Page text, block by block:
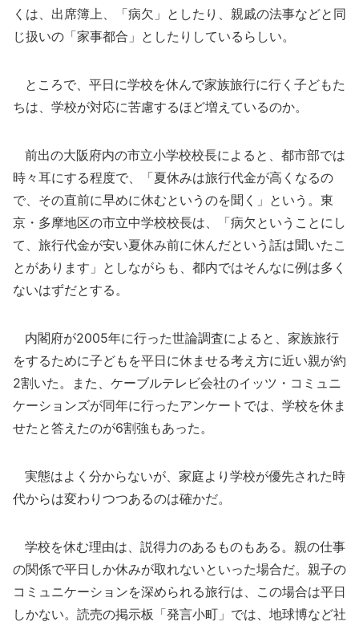
くは、出席簿上、「病欠」としたり、親戚の法事などと同
じ扱いの「家事都合」としたりしているらしい。
ところで、平日に学校を休んで家族旅行に行く子どもた
ちは、学校が対応に苦慮するほど増えているのか。
前出の大阪府内の市立小学校校長によると、都市部では
時々耳にする程度で、「夏休みは旅行代金が高くなるの
で、その直前に早めに休むというのを聞く」という。東
京・多摩地区の市立中学校校長は、「病欠ということにし
て、旅行代金が安い夏休み前に休んだという話は聞いたこ
とがあります」としながらも、都内ではそんなに例は多く
ないはずだとする。
内閣府が2005年に行った世論調査によると、家族旅行
をするために子どもを平日に休ませる考え方に近い親が約
2割いた。また、ケーブルテレビ会社のイッツ・コミュニ
ケーションズが同年に行ったアンケートでは、学校を休ま
せたと答えたのが6割強もあった。
実態はよく分からないが、家庭より学校が優先された時
代からは変わりつつあるのは確かだ。
学校を休む理由は、説得力のあるものもある。親の仕事
の関係で平日しか休みが取れないといった場合だ。親子の
コミュニケーションを深められる旅行は、この場合は平日
しかない。読売の掲示板「発言小町」では、地球博など社